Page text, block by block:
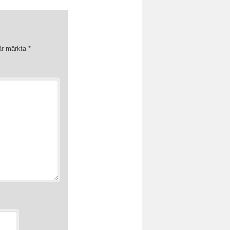
märkta*